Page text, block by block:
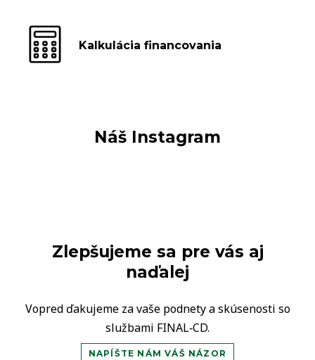
Kalkulácia financovania
Náš Instagram
Zlepšujeme sa pre vás aj
naďalej
Vopred ďakujeme za vaše podnety a skúsenosti so
službami FINAL‑CD.
NAPÍŠTE NÁM VÁŠ NÁZOR